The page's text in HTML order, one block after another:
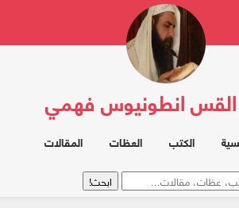
انطونيوس فهمي
الكتب العظات المقالات